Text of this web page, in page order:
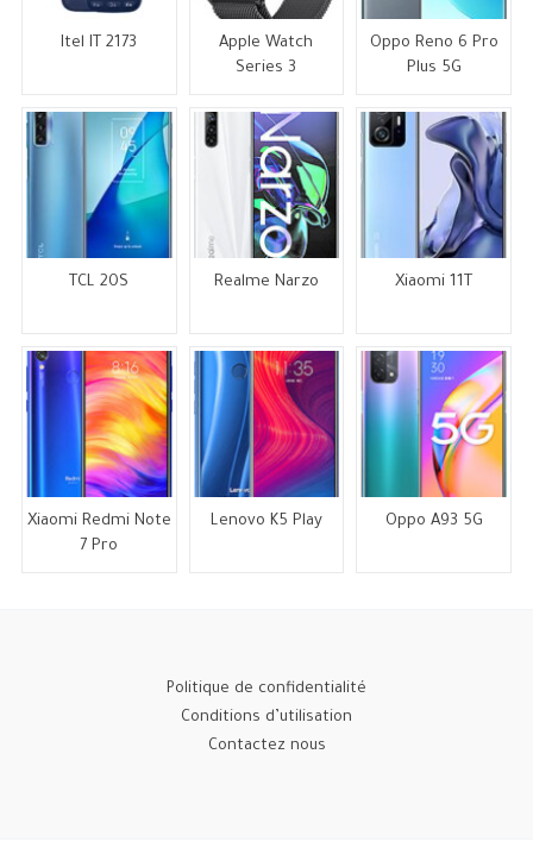
Itel IT 2173
Apple Watch
Series 3
Oppo Reno 6 Pro
Plus 5G
TCL 20S Realme Narzo Xiaomi 11T
Xiaomi Redmi Note
7 Pro
Lenovo K5 Play Oppo A93 5G
Politique de confidentialité
Conditions d’utilisation
Contactez nous